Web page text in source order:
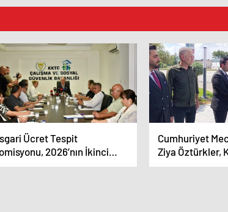
Ücret Tespit
2026’nın İkinci
Belirlemek Üzere
Cumhuriyet
Ziya Öztürkler,
Vermek Üzere